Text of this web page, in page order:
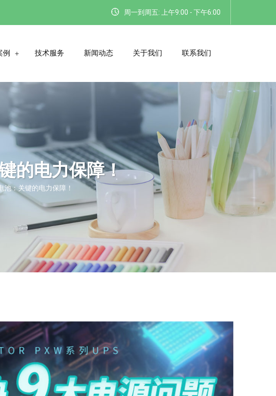
周一到周五: 上午9:00 - 下午6:00
例 技术服务 新闻动态 关于我们 联系我们
的电力保障！
池：关键的电力保障！